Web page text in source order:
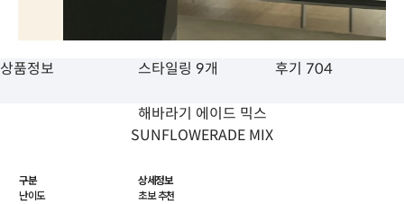
상품정보 스타일링 9개 후기 704
해바라기 에이드 믹스
SUNFLOWERADE MIX
구분
상세정보
난이도
초보 추천